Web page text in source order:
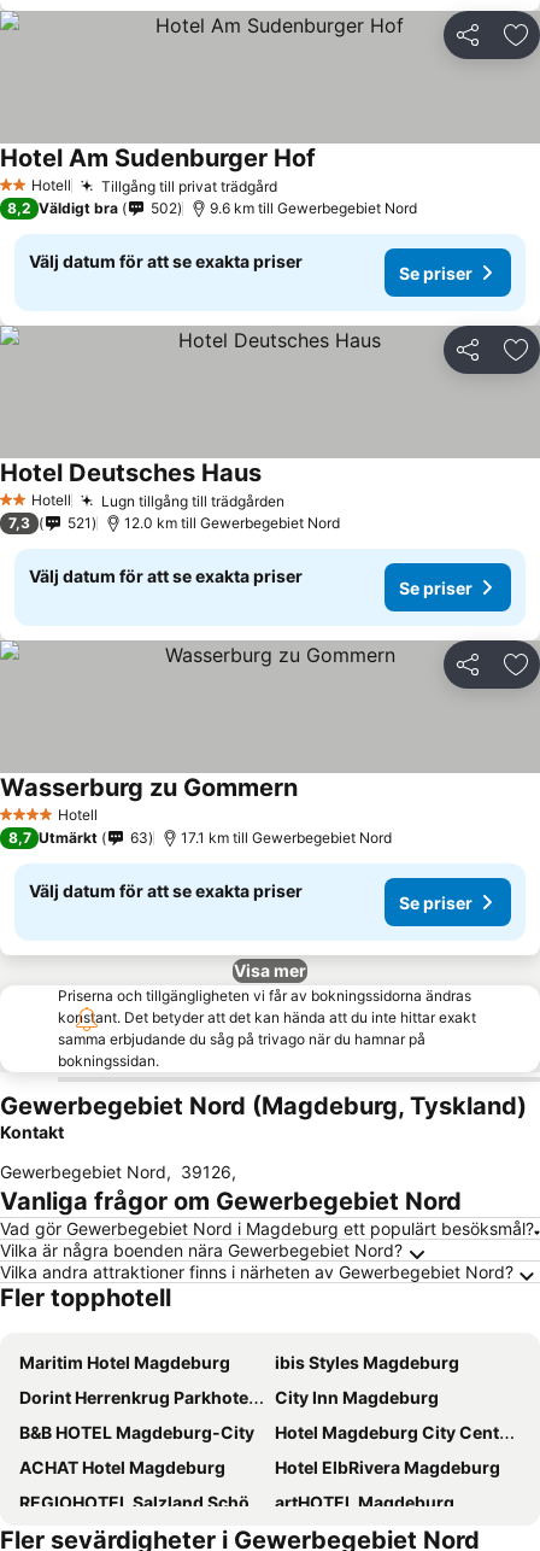
Dela
2 Stjärnor
Hotell Tillgång till privat trädgård
Hotel Am Sudenburger Hof
8,2 Väldigt bra 502 9.6 km till Gewerbegebiet Nord
Välj datum för att se exakta priser
Se priser
Dela
2 Stjärnor
Hotell Lugn tillgång till trädgården
Hotel Deutsches Haus
7,3 521 12.0 km till Gewerbegebiet Nord
Välj datum för att se exakta priser
Se priser
Dela
4 StjärnorHotell
Wasserburg zu Gommern
8,7 Utmärkt 63 17.1 km till Gewerbegebiet Nord
Välj datum för att se exakta priser
Se priser
Visa mer
Priserna och tillgängligheten vi får av bokningssidorna ändras
konstant. Det betyder att det kan hända att du inte hittar exakt
samma erbjudande du såg på trivago när du hamnar på
bokningssidan.
Gewerbegebiet Nord (Magdeburg, Tyskland)
Kontakt
Gewerbegebiet Nord, 39126,
Vanliga frågor om Gewerbegebiet Nord
Vad gör Gewerbegebiet Nord i Magdeburg ett populärt besöksmål?
Vilka är några boenden nära Gewerbegebiet Nord?
Vilka andra attraktioner finns i närheten av Gewerbegebiet Nord?
Fler topphotell
Maritim Hotel Magdeburg
ibis Styles Magdeburg
Dorint Herrenkrug Parkhotel Magdeburg
City Inn Magdeburg
B&B HOTEL Magdeburg-City
Hotel Magdeburg City Center by Leonardo Hotels
ACHAT Hotel Magdeburg
Hotel ElbRivera Magdeburg
REGIOHOTEL Salzland Schönebeck
artHOTEL Magdeburg
Courtyard by Marriott Magdeburg
Classik Hotel Magdeburg
Fler sevärdigheter i Gewerbegebiet Nord